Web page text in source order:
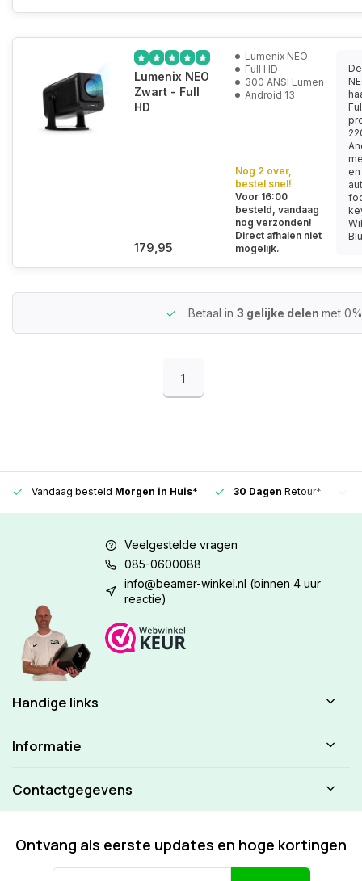
Lumenix NEO
Zwart - Full
HD
179,95
Lumenix NEO
Full HD
300 ANSI Lumen
Android 13
Nog 2 over,
bestel snel!
Voor 16:00
besteld, vandaag
nog verzonden!
Direct afhalen niet
mogelijk.
Betaal in 3 gelijke delen met
1
Vandaag besteld Morgen in Huis* 30 Dagen Retour*
Veelgestelde vragen
085-0600088
info@beamer-winkel.nl (binnen 4 uur
reactie)
Handige links
Informatie
Contactgegevens
Ontvang als eerste updates en hoge kortingen